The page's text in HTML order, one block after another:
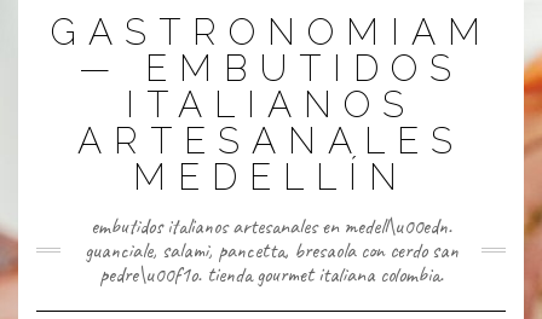
GASTRONOMIAM
— EMBUTIDOS
ITALIANOS
ARTESANALES
MEDELLÍN
embutidos italianos artesanales en medell\u00edn.
guanciale, salami, pancetta, bresaola con cerdo san
pedre\u00f1o. tienda gourmet italiana colombia.